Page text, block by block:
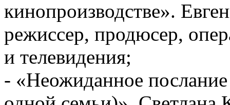
кинопроизводстве».
режиссер, продюсер,
и телевидения;
- «Неожиданное